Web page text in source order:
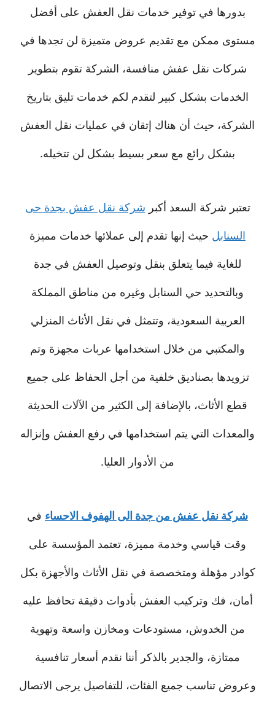
بدورها في توفير خدمات نقل العفش على أفضل
مستوى ممكن مع تقديم عروض متميزة لن تجدها في
شركات نقل عفش منافسة، الشركة تقوم بتطوير
الخدمات بشكل كبير لتقدم لكم خدمات تليق بتاريخ
الشركة، حيث أن هناك إتقان في عمليات نقل العفش
بشكل رائع مع سعر بسيط بشكل لن تتخيله.
تعتبر شركة السعد أكبر شركة نقل عفش بجدة حى
السنابل حيث إنها تقدم إلى عملائها خدمات مميزة
للغاية فيما يتعلق بنقل وتوصيل العفش في جدة
وبالتحديد حي السنابل وغيره من مناطق المملكة
العربية السعودية، وتتمثل في نقل الأثاث المنزلي
والمكتبي من خلال استخدامها عربات مجهزة وتم
تزويدها بصناديق خلفية من أجل الحفاظ على جميع
قطع الأثاث، بالإضافة إلى الكثير من الآلات الحديثة
والمعدات التي يتم استخدامها في رفع العفش وإنزاله
من الأدوار العليا.
شركة نقل عفش من جدة الى الهفوف الاحساء في
وقت قياسي وخدمة مميزة، تعتمد المؤسسة على
كوادر مؤهلة ومتخصصة في نقل الأثاث والأجهزة بكل
أمان، فك وتركيب العفش بأدوات دقيقة تحافظ عليه
من الخدوش، مستودعات ومخازن واسعة وتهوية
ممتازة، والجدير بالذكر أننا نقدم أسعار تنافسية
وعروض تناسب جميع الفئات، للتفاصيل يرجى الاتصال